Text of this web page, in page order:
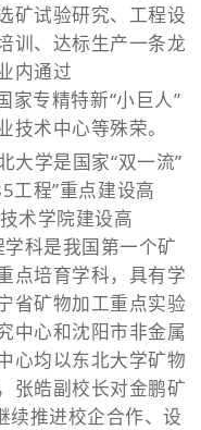
矿试验研究、工程设
训、达标生产一条龙
内通过
家专精特新“小巨人”
术中心等殊荣。
大学是国家“双一流”
工程”重点建设高
术学院建设高
科是我国第一个矿
点培育学科，具有学
省矿物加工重点实验
中心和沈阳市非金属
心均以东北大学矿物
张皓副校长对金鹏矿
续推进校企合作、设